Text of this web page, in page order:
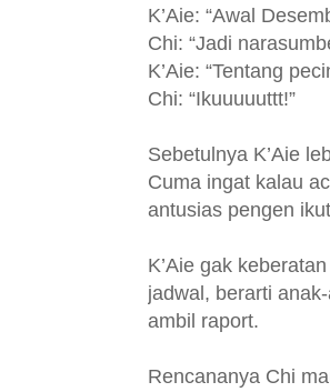
K’Aie: “Awal
Chi: “Jadi
K’Aie: “Tentang
Chi: “Ikuuuuuttt!”
Sebetulnya K’Aie
Cuma ingat kalau
antusias pengen
K’Aie gak
jadwal, berarti
ambil raport.
Rencananya Chi